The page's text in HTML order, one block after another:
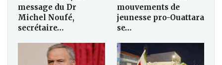
message du Dr
Michel Noufé,
secrétaire…
mouvements de
jeunesse pro-Ouattara
se…